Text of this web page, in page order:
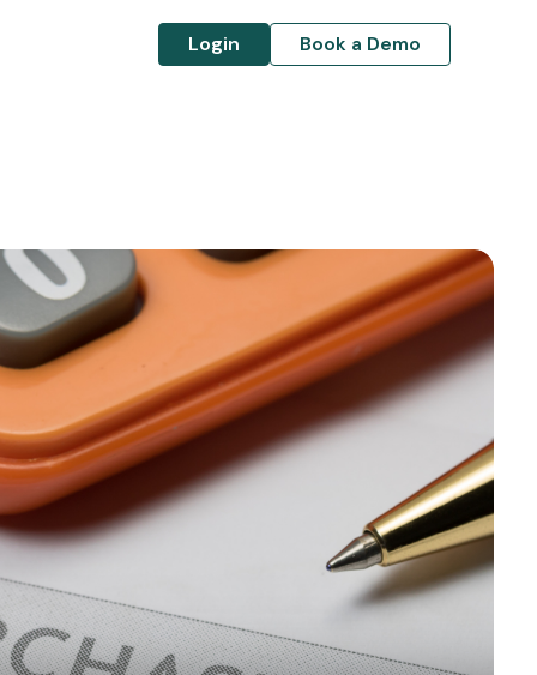
Login Book a Demo